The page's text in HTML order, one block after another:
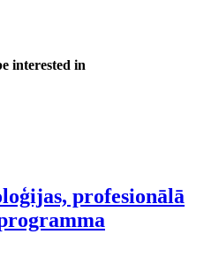
interested in
profesionālā